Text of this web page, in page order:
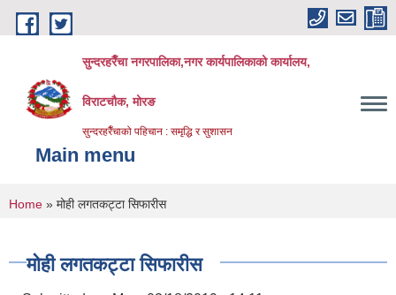
Skip to main content
सुन्दरहरैँचा नगरपालिका,नगर कार्यपालिकाको कार्यालय,
विराटचौक, मोरङ
सुन्दरहरैँचाको पहिचान : समृद्धि र सुशासन
Main menu
You are here
Home » मोही लगतकट्टा सिफारीस
मोही लगतकट्टा सिफारीस